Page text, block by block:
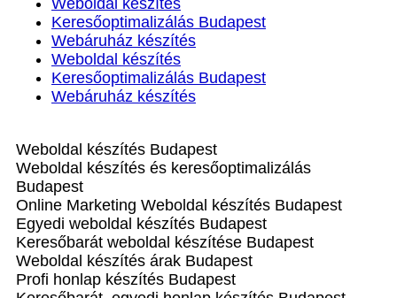
Weboldal készítés
Keresőoptimalizálás Budapest
Webáruház készítés
Weboldal készítés
Keresőoptimalizálás Budapest
Webáruház készítés
Weboldal készítés Budapest
Weboldal készítés és keresőoptimalizálás
Budapest
Online Marketing Weboldal készítés Budapest
Egyedi weboldal készítés Budapest
Keresőbarát weboldal készítése Budapest
Weboldal készítés árak Budapest
Profi honlap készítés Budapest